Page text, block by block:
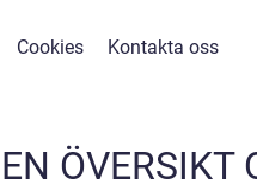
Cookies Kontakta oss
ÖVERSIKT